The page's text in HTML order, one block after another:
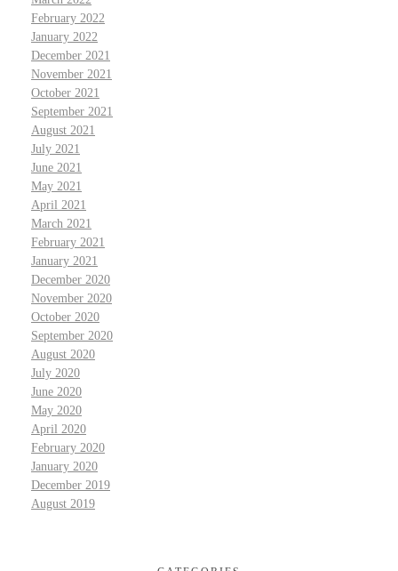
February 2022
January 2022
December 2021
November 2021
October 2021
September 2021
August 2021
July 2021
June 2021
May 2021
April 2021
March 2021
February 2021
January 2021
December 2020
November 2020
October 2020
September 2020
August 2020
July 2020
June 2020
May 2020
April 2020
February 2020
January 2020
December 2019
August 2019